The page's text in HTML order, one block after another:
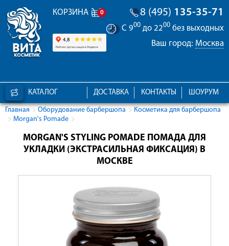
КОРЗИНА 0 8 (495) 135-35-71
С 900 до 2200 без выходных
Ваш город: Москва
КАТАЛОГ ШОУРУМ
КОНТАКТЫ
ДОСТАВКА
Главная Оборудование барбершопа
Косметика для барбершопа
Morgan's Pomade
MORGAN'S STYLING POMADE ПОМАДА ДЛЯ
УКЛАДКИ (ЭКСТРАСИЛЬНАЯ ФИКСАЦИЯ) В
МОСКВЕ